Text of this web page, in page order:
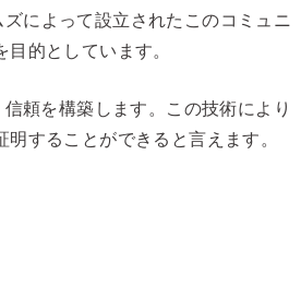
によって設立されたこのコミュニ
的としています。
頼を構築します。この技術により
することができると言えます。